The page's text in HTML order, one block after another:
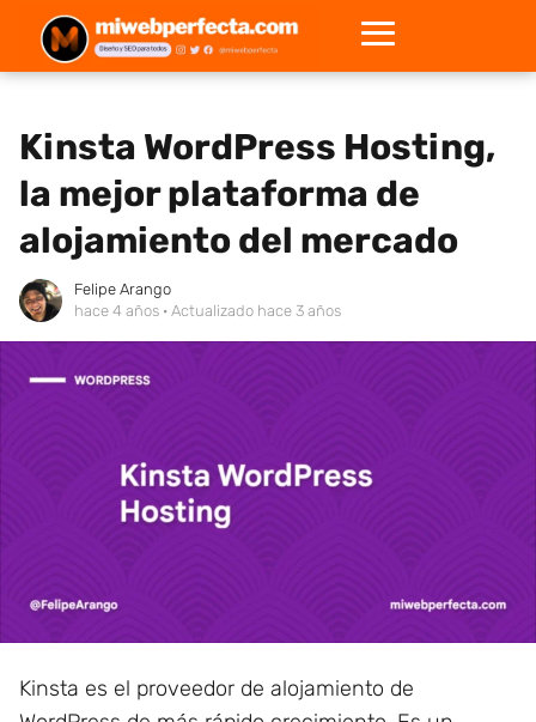
Kinsta WordPress Hosting,
la mejor plataforma de
alojamiento del mercado
Felipe Arango
hace 4 años · Actualizado hace 3 años
Kinsta es el proveedor de alojamiento de